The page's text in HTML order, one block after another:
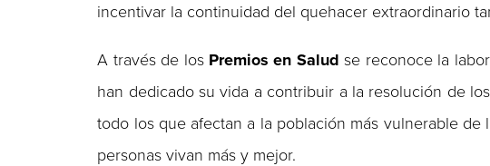
incentivar la continuidad del quehacer extraordinario
A través de los Premios en Salud se reconoce la
han dedicado su vida a contribuir a la resolución de
todo los que afectan a la población más vulnerable
personas vivan más y mejor.